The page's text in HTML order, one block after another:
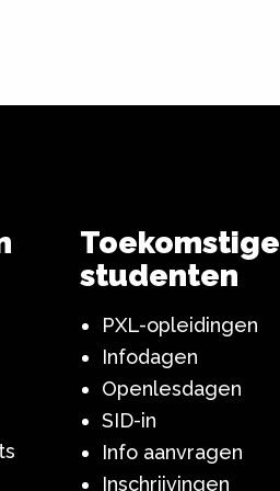
Toekomstige
studenten
PXL-opleidingen
Infodagen
Openlesdagen
SID-in
Info aanvragen
Inschrijvingen